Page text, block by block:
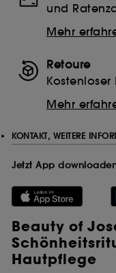
und
Mehr
Retoure
Kostenloser
Mehr
KONTAKT, WEITERE
Jetzt App
Beauty of
Hautpflege